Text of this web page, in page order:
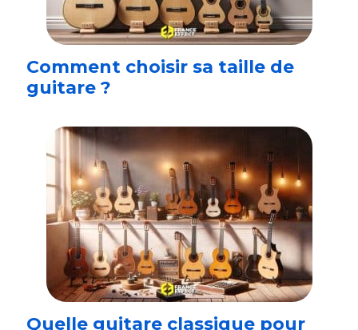
Comment choisir sa taille de
guitare ?
Quelle guitare classique pour